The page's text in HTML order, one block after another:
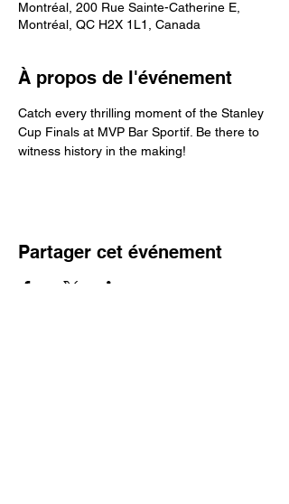
Montréal, 200 Rue Sainte-Catherine E,
Montréal, QC H2X 1L1, Canada
À propos de l'événement
Catch every thrilling moment of the Stanley
Cup Finals at MVP Bar Sportif. Be there to
witness history in the making!
Partager cet événement